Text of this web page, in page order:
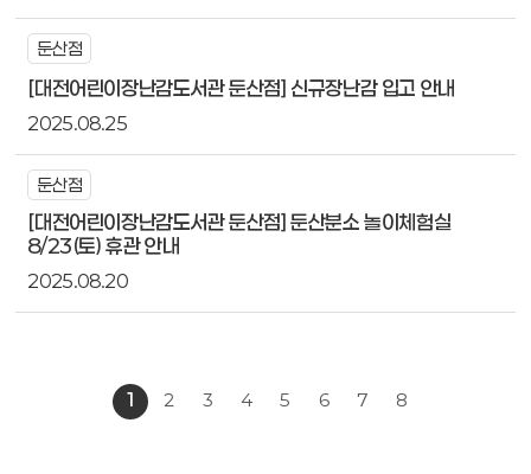
둔산점
[대전어린이장난감도서관 둔산점] 신규장난감 입고 안내
2025.08.25
둔산점
[대전어린이장난감도서관 둔산점] 둔산분소 놀이체험실
8/23(토) 휴관 안내
2025.08.20
1 2 3 4 5 6 7 8